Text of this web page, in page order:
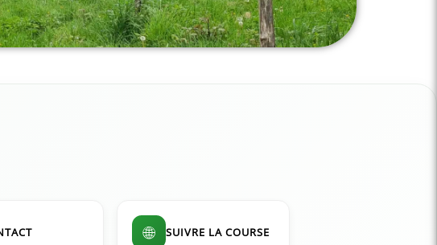
🌐 SUIVRE LA COURSE